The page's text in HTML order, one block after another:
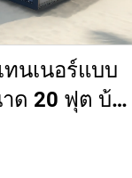
นเนอร์แบบ
ด 20 ฟุต บ้าน